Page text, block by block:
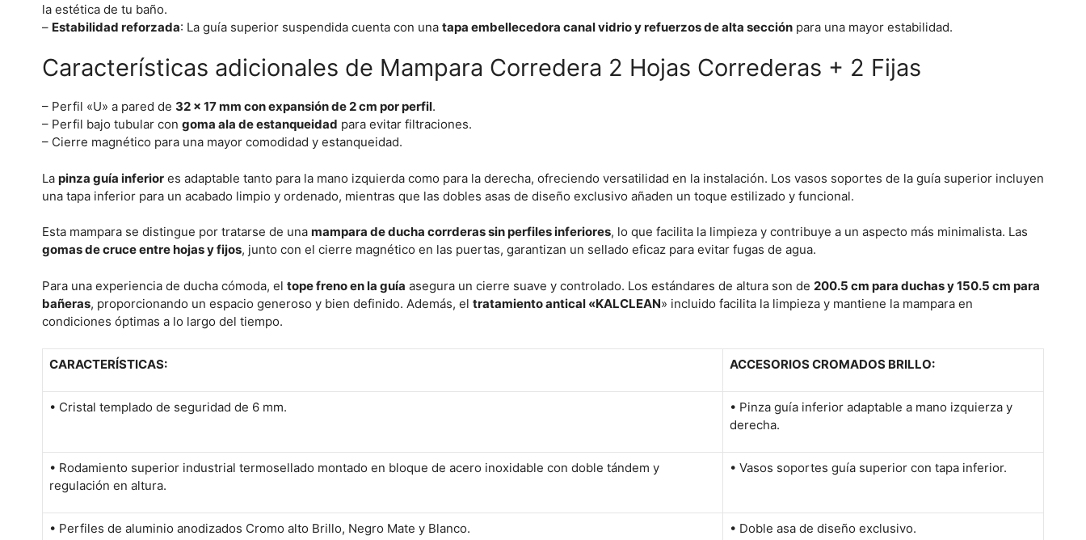
la estética de tu baño.
– Estabilidad reforzada: La guía superior suspendida cuenta con una tapa embellecedora canal vidrio y refuerzos de alta sección para una mayor estabilidad.
Características adicionales de Mampara Corredera 2 Hojas Correderas + 2 Fijas
– Perfil «U» a pared de 32 x 17 mm con expansión de 2 cm por perfil.
– Perfil bajo tubular con goma ala de estanqueidad para evitar filtraciones.
– Cierre magnético para una mayor comodidad y estanqueidad.
La pinza guía inferior es adaptable tanto para la mano izquierda como para la derecha, ofreciendo versatilidad en la instalación. Los vasos soportes de la guía superior incluyen
una tapa inferior para un acabado limpio y ordenado, mientras que las dobles asas de diseño exclusivo añaden un toque estilizado y funcional.
Esta mampara se distingue por tratarse de una mampara de ducha corrderas sin perfiles inferiores, lo que facilita la limpieza y contribuye a un aspecto más minimalista. Las
gomas de cruce entre hojas y fijos, junto con el cierre magnético en las puertas, garantizan un sellado eficaz para evitar fugas de agua.
Para una experiencia de ducha cómoda, el tope freno en la guía asegura un cierre suave y controlado. Los estándares de altura son de 200.5 cm para duchas y 150.5 cm para
bañeras, proporcionando un espacio generoso y bien definido. Además, el tratamiento antical «KALCLEAN» incluido facilita la limpieza y mantiene la mampara en
condiciones óptimas a lo largo del tiempo.
CARACTERÍSTICAS: ACCESORIOS CROMADOS BRILLO:
• Cristal templado de seguridad de 6 mm.
• Pinza guía inferior adaptable a mano izquierza y
derecha.
• Rodamiento superior industrial termosellado montado en bloque de acero inoxidable con doble tándem y
regulación en altura.
• Vasos soportes guía superior con tapa inferior.
• Perfiles de aluminio anodizados Cromo alto Brillo, Negro Mate y Blanco. • Doble asa de diseño exclusivo.